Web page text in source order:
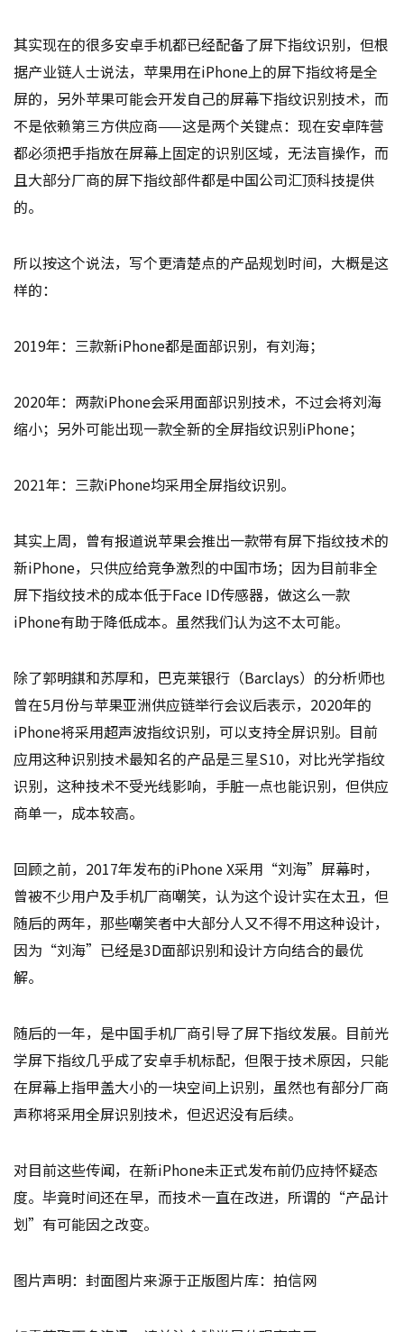
其实现在的很多安卓手机都已经配备了屏下指纹识别，但根
据产业链人士说法，苹果用在iPhone上的屏下指纹将是全
屏的，另外苹果可能会开发自己的屏幕下指纹识别技术，而
不是依赖第三方供应商——这是两个关键点：现在安卓阵营
都必须把手指放在屏幕上固定的识别区域，无法盲操作，而
且大部分厂商的屏下指纹部件都是中国公司汇顶科技提供
的。
所以按这个说法，写个更清楚点的产品规划时间，大概是这
样的：
2019年：三款新iPhone都是面部识别，有刘海；
2020年：两款iPhone会采用面部识别技术，不过会将刘海
缩小；另外可能出现一款全新的全屏指纹识别iPhone；
2021年：三款iPhone均采用全屏指纹识别。
其实上周，曾有报道说苹果会推出一款带有屏下指纹技术的
新iPhone，只供应给竞争激烈的中国市场；因为目前非全
屏下指纹技术的成本低于Face ID传感器，做这么一款
iPhone有助于降低成本。虽然我们认为这不太可能。
除了郭明錤和苏厚和，巴克莱银行（Barclays）的分析师也
曾在5月份与苹果亚洲供应链举行会议后表示，2020年的
iPhone将采用超声波指纹识别，可以支持全屏识别。目前
应用这种识别技术最知名的产品是三星S10，对比光学指纹
识别，这种技术不受光线影响，手脏一点也能识别，但供应
商单一，成本较高。
回顾之前，2017年发布的iPhone X采用“刘海”屏幕时，
曾被不少用户及手机厂商嘲笑，认为这个设计实在太丑，但
随后的两年，那些嘲笑者中大部分人又不得不用这种设计，
因为“刘海”已经是3D面部识别和设计方向结合的最优
解。
随后的一年，是中国手机厂商引导了屏下指纹发展。目前光
学屏下指纹几乎成了安卓手机标配，但限于技术原因，只能
在屏幕上指甲盖大小的一块空间上识别，虽然也有部分厂商
声称将采用全屏识别技术，但迟迟没有后续。
对目前这些传闻，在新iPhone未正式发布前仍应持怀疑态
度。毕竟时间还在早，而技术一直在改进，所谓的“产品计
划”有可能因之改变。
图片声明：封面图片来源于正版图片库：拍信网